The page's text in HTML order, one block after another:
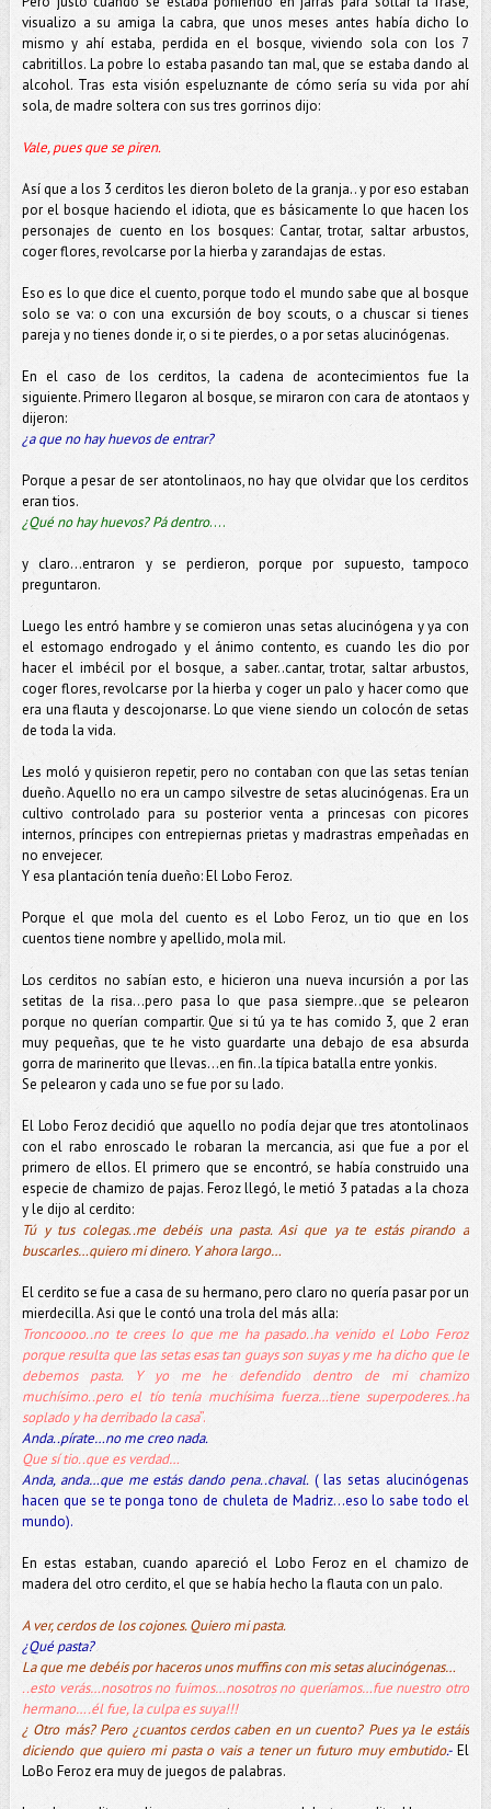
visualizo a su amiga la cabra, que unos meses antes había dicho lo
mismo y ahí estaba, perdida en el bosque, viviendo sola con los 7
cabritillos. La pobre lo estaba pasando tan mal, que se estaba dando al
alcohol. Tras esta visión espeluznante de cómo sería su vida por ahí
sola, de madre soltera con sus tres gorrinos dijo:
Vale, pues que se piren.
Así que a los 3 cerditos les dieron boleto de la granja.. y por eso estaban
por el bosque haciendo el idiota, que es básicamente lo que hacen los
personajes de cuento en los bosques: Cantar, trotar, saltar arbustos,
coger flores, revolcarse por la hierba y zarandajas de estas.
Eso es lo que dice el cuento, porque todo el mundo sabe que al bosque
solo se va: o con una excursión de boy scouts, o a chuscar si tienes
pareja y no tienes donde ir, o si te pierdes, o a por setas alucinógenas.
En el caso de los cerditos, la cadena de acontecimientos fue la
siguiente. Primero llegaron al bosque, se miraron con cara de atontaos y
dijeron:
¿a que no hay huevos de entrar?
Porque a pesar de ser atontolinaos, no hay que olvidar que los cerditos
eran tios.
¿Qué no hay huevos? Pá dentro….
y claro…entraron y se perdieron, porque por supuesto, tampoco
preguntaron.
Luego les entró hambre y se comieron unas setas alucinógena y ya con
el estomago endrogado y el ánimo contento, es cuando les dio por
hacer el imbécil por el bosque, a saber..cantar, trotar, saltar arbustos,
coger flores, revolcarse por la hierba y coger un palo y hacer como que
era una flauta y descojonarse. Lo que viene siendo un colocón de setas
de toda la vida.
Les moló y quisieron repetir, pero no contaban con que las setas tenían
dueño. Aquello no era un campo silvestre de setas alucinógenas. Era un
cultivo controlado para su posterior venta a princesas con picores
internos, príncipes con entrepiernas prietas y madrastras empeñadas en
no envejecer.
Y esa plantación tenía dueño: El Lobo Feroz.
Porque el que mola del cuento es el Lobo Feroz, un tio que en los
cuentos tiene nombre y apellido, mola mil.
Los cerditos no sabían esto, e hicieron una nueva incursión a por las
setitas de la risa…pero pasa lo que pasa siempre..que se pelearon
porque no querían compartir. Que si tú ya te has comido 3, que 2 eran
muy pequeñas, que te he visto guardarte una debajo de esa absurda
gorra de marinerito que llevas…en fin..la típica batalla entre yonkis.
Se pelearon y cada uno se fue por su lado.
El Lobo Feroz decidió que aquello no podía dejar que tres atontolinaos
con el rabo enroscado le robaran la mercancia, asi que fue a por el
primero de ellos. El primero que se encontró, se había construido una
especie de chamizo de pajas. Feroz llegó, le metió 3 patadas a la choza
y le dijo al cerdito:
Tú y tus colegas..me debéis una pasta. Asi que ya te estás pirando a
buscarles…quiero mi dinero. Y ahora largo…
El cerdito se fue a casa de su hermano, pero claro no quería pasar por un
mierdecilla. Asi que le contó una trola del más alla:
Troncoooo..no te crees lo que me ha pasado..ha venido el Lobo Feroz
porque resulta que las setas esas tan guays son suyas y me ha dicho que le
debemos pasta. Y yo me he defendido dentro de mi chamizo
muchísimo..pero el tío tenía muchísima fuerza…tiene superpoderes..ha
soplado y ha derribado la casa”.
Anda..pírate…no me creo nada.
Que sí tio..que es verdad…
Anda, anda…que me estás dando pena..chaval.( las setas alucinógenas
hacen que se te ponga tono de chuleta de Madriz…eso lo sabe todo el
mundo).
En estas estaban, cuando apareció el Lobo Feroz en el chamizo de
madera del otro cerdito, el que se había hecho la flauta con un palo.
A ver, cerdos de los cojones. Quiero mi pasta.
¿Qué pasta?
La que me debéis por haceros unos muffins con mis setas alucinógenas…
..esto verás…nosotros no fuimos…nosotros no queríamos…fue nuestro otro
hermano….él fue, la culpa es suya!!!
¿ Otro más? Pero ¿cuantos cerdos caben en un cuento? Pues ya le estáis
diciendo que quiero mi pasta o vais a tener un futuro muy embutido.-El
LoBo Feroz era muy de juegos de palabras.